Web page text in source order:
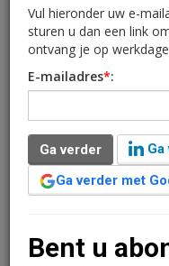
Geert
7 december 2015 om
Bouwer Hurks
Louis Deterink (66)
Hurks was van 2000
Vul hieronder uw e-
sturen u dan een link
ontvang je op
E-mailadres*:
Ga verder
Ga verder met
Bent u